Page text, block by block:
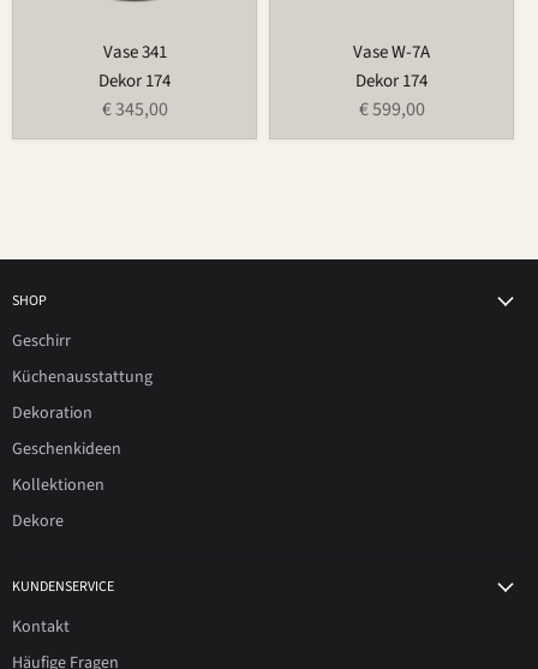
Vase 341
Dekor 174
€ 345,00
Vase W-7A
Dekor 174
€ 599,00
SHOP
Geschirr
Küchenausstattung
Dekoration
Geschenkideen
Kollektionen
Dekore
KUNDENSERVICE
Kontakt
Häufige Fragen